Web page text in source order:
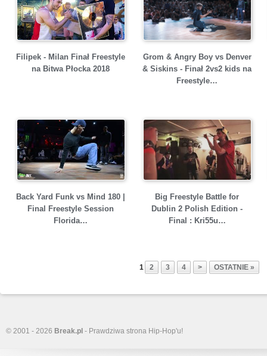
Filipek - Milan Finał Freestyle
na Bitwa Płocka 2018
Grom & Angry Boy vs Denver
& Siskins - Finał 2vs2 kids na
Freestyle…
Back Yard Funk vs Mind 180 |
Final Freestyle Session
Florida…
Big Freestyle Battle for
Dublin 2 Polish Edition -
Final : Kri55u…
1 2 3 4 > OSTATNIE »
© 2001 - 2026 Break.pl - Prawdziwa strona Hip-Hop'u!